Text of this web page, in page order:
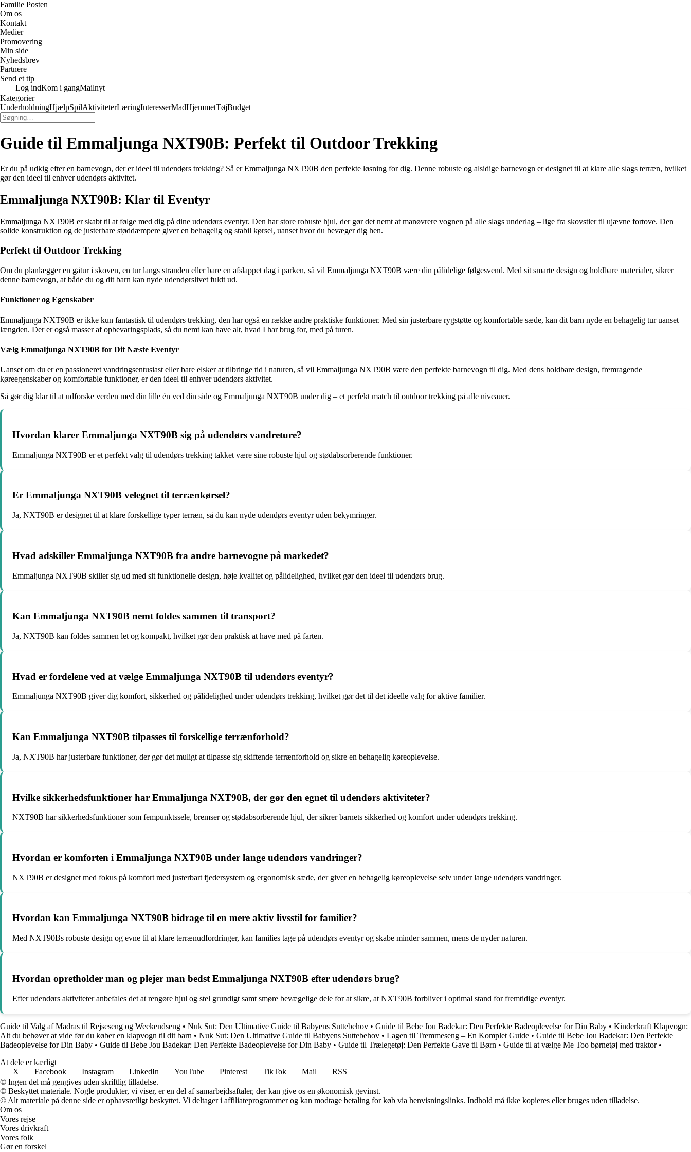
Familie Posten
Om os
Kontakt
Medier
Promovering
Min side
Nyhedsbrev
Partnere
Send et tip
Log indKom i gangMailnyt
Kategorier
UnderholdningHjælpSpilAktiviteterLæringInteresserMadHjemmetTøjBudget
Guide til Emmaljunga NXT90B: Perfekt til Outdoor Trekking
Er du på udkig efter en barnevogn, der er ideel til udendørs trekking? Så er Emmaljunga NXT90B den perfekte løsning for dig. Denne robuste og alsidige barnevogn er designet til at klare alle slags terræn, hvilket
gør den ideel til enhver udendørs aktivitet.
Emmaljunga NXT90B: Klar til Eventyr
Emmaljunga NXT90B er skabt til at følge med dig på dine udendørs eventyr. Den har store robuste hjul, der gør det nemt at manøvrere vognen på alle slags underlag – lige fra skovstier til ujævne fortove. Den
solide konstruktion og de justerbare støddæmpere giver en behagelig og stabil kørsel, uanset hvor du bevæger dig hen.
Perfekt til Outdoor Trekking
Om du planlægger en gåtur i skoven, en tur langs stranden eller bare en afslappet dag i parken, så vil Emmaljunga NXT90B være din pålidelige følgesvend. Med sit smarte design og holdbare materialer, sikrer
denne barnevogn, at både du og dit barn kan nyde udendørslivet fuldt ud.
Funktioner og Egenskaber
Emmaljunga NXT90B er ikke kun fantastisk til udendørs trekking, den har også en række andre praktiske funktioner. Med sin justerbare rygstøtte og komfortable sæde, kan dit barn nyde en behagelig tur uanset
længden. Der er også masser af opbevaringsplads, så du nemt kan have alt, hvad I har brug for, med på turen.
Vælg Emmaljunga NXT90B for Dit Næste Eventyr
Uanset om du er en passioneret vandringsentusiast eller bare elsker at tilbringe tid i naturen, så vil Emmaljunga NXT90B være den perfekte barnevogn til dig. Med dens holdbare design, fremragende
køreegenskaber og komfortable funktioner, er den ideel til enhver udendørs aktivitet.
Så gør dig klar til at udforske verden med din lille én ved din side og Emmaljunga NXT90B under dig – et perfekt match til outdoor trekking på alle niveauer.
Hvordan klarer Emmaljunga NXT90B sig på udendørs vandreture?
Emmaljunga NXT90B er et perfekt valg til udendørs trekking takket være sine robuste hjul og stødabsorberende funktioner.
Er Emmaljunga NXT90B velegnet til terrænkørsel?
Ja, NXT90B er designet til at klare forskellige typer terræn, så du kan nyde udendørs eventyr uden bekymringer.
Hvad adskiller Emmaljunga NXT90B fra andre barnevogne på markedet?
Emmaljunga NXT90B skiller sig ud med sit funktionelle design, høje kvalitet og pålidelighed, hvilket gør den ideel til udendørs brug.
Kan Emmaljunga NXT90B nemt foldes sammen til transport?
Ja, NXT90B kan foldes sammen let og kompakt, hvilket gør den praktisk at have med på farten.
Hvad er fordelene ved at vælge Emmaljunga NXT90B til udendørs eventyr?
Emmaljunga NXT90B giver dig komfort, sikkerhed og pålidelighed under udendørs trekking, hvilket gør det til det ideelle valg for aktive familier.
Kan Emmaljunga NXT90B tilpasses til forskellige terrænforhold?
Ja, NXT90B har justerbare funktioner, der gør det muligt at tilpasse sig skiftende terrænforhold og sikre en behagelig køreoplevelse.
Hvilke sikkerhedsfunktioner har Emmaljunga NXT90B, der gør den egnet til udendørs aktiviteter?
NXT90B har sikkerhedsfunktioner som fempunktssele, bremser og stødabsorberende hjul, der sikrer barnets sikkerhed og komfort under udendørs trekking.
Hvordan er komforten i Emmaljunga NXT90B under lange udendørs vandringer?
NXT90B er designet med fokus på komfort med justerbart fjedersystem og ergonomisk sæde, der giver en behagelig køreoplevelse selv under lange udendørs vandringer.
Hvordan kan Emmaljunga NXT90B bidrage til en mere aktiv livsstil for familier?
Med NXT90Bs robuste design og evne til at klare terrænudfordringer, kan families tage på udendørs eventyr og skabe minder sammen, mens de nyder naturen.
Hvordan opretholder man og plejer man bedst Emmaljunga NXT90B efter udendørs brug?
Efter udendørs aktiviteter anbefales det at rengøre hjul og stel grundigt samt smøre bevægelige dele for at sikre, at NXT90B forbliver i optimal stand for fremtidige eventyr.
Guide til Valg af Madras til Rejseseng og Weekendseng • Nuk Sut: Den Ultimative Guide til Babyens Suttebehov • Guide til Bebe Jou Badekar: Den Perfekte Badeoplevelse for Din Baby • Kinderkraft Klapvogn:
Alt du behøver at vide før du køber en klapvogn til dit barn • Nuk Sut: Den Ultimative Guide til Babyens Suttebehov • Lagen til Tremmeseng – En Komplet Guide • Guide til Bebe Jou Badekar: Den Perfekte
Badeoplevelse for Din Baby • Guide til Bebe Jou Badekar: Den Perfekte Badeoplevelse for Din Baby • Guide til Trælegetøj: Den Perfekte Gave til Børn • Guide til at vælge Me Too børnetøj med traktor•
At dele er kærligt
X
Facebook Instagram LinkedIn YouTube Pinterest TikTok Mail
RSS
© Ingen del må gengives uden skriftlig tilladelse.
© Beskyttet materiale. Nogle produkter, vi viser, er en del af samarbejdsaftaler, der kan give os en økonomisk gevinst.
© Alt materiale på denne side er ophavsretligt beskyttet. Vi deltager i affiliateprogrammer og kan modtage betaling for køb via henvisningslinks. Indhold må ikke kopieres eller bruges uden tilladelse.
Om os
Vores rejse
Vores drivkraft
Vores folk
Gør en forskel